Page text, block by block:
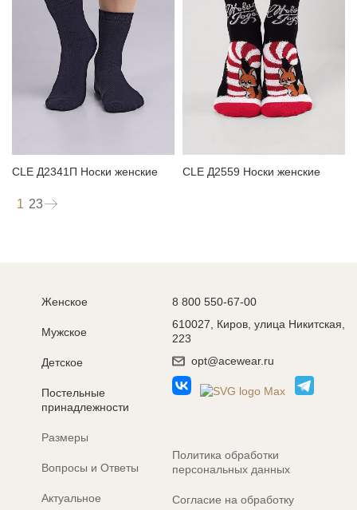
CLE Д2341П Носки женские CLE Д2559 Носки женские
1 23
Женское
Мужское
Детское
Постельные
принадлежности
Размеры
Вопросы и Ответы
Актуальное
8 800 550-67-00
610027, Киров, улица Никитская,
223
opt@acewear.ru
Политика обработки
персональных данных
Согласие на обработку